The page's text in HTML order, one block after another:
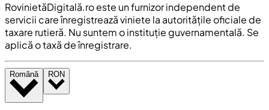
RovinietăDigitală.ro este un furnizor independent de
servicii care înregistrează viniete la autoritățile oficiale de
taxare rutieră. Nu suntem o instituție guvernamentală. Se
aplică o taxă de înregistrare.
Română RON